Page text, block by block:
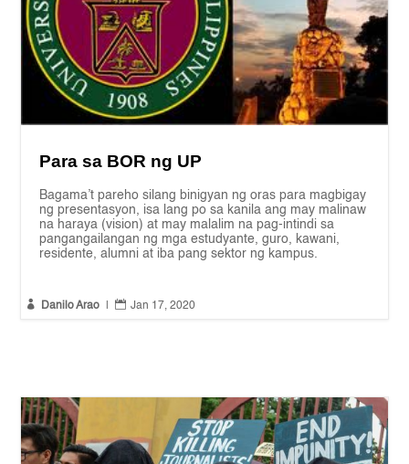
Para sa BOR ng UP
Bagama’t pareho silang binigyan ng oras para magbigay
ng presentasyon, isa lang po sa kanila ang may malinaw
na haraya (vision) at may malalim na pag-intindi sa
pangangailangan ng mga estudyante, guro, kawani,
residente, alumni at iba pang sektor ng kampus.
 Danilo Arao  Jan 17, 2020